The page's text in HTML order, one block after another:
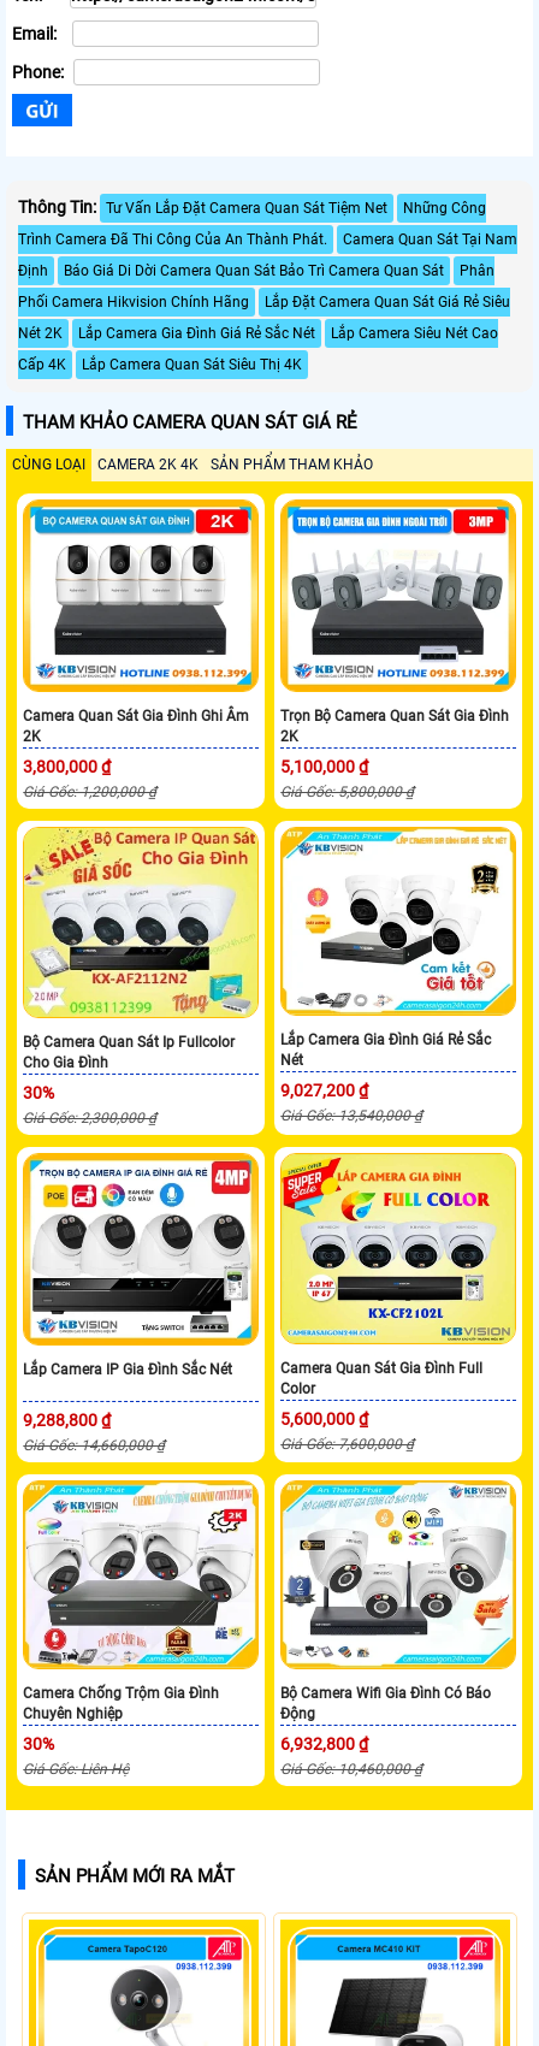
Email:
Phone:
Thông Tin: Tư Vấn Lắp Đặt Camera Quan Sát Tiệm Net
Những Công
Trình Camera Đã Thi Công Của An Thành Phát.
Camera Quan Sát Tại Nam
Định
Báo Giá Di Dời Camera Quan Sát Bảo Trì Camera Quan Sát
Phân
Phối Camera Hikvision Chính Hãng
Lắp Đặt Camera Quan Sát Giá Rẻ Siêu
Nét 2K
Lắp Camera Gia Đình Giá Rẻ Sắc Nét
Lắp Camera Siêu Nét Cao
Cấp 4K
Lắp Camera Quan Sát Siêu Thị 4K
THAM KHẢO CAMERA QUAN SÁT GIÁ RẺ
CÙNG LOẠI CAMERA 2K 4K SẢN PHẨM THAM KHẢO
Camera Quan Sát Gia Đình Ghi Âm
2K
3,800,000 ₫
Giá Gốc: 1,200,000 ₫
Trọn Bộ Camera Quan Sát Gia Đình
2K
5,100,000 ₫
Giá Gốc: 5,800,000 ₫
Bộ Camera Quan Sát Ip Fullcolor
Cho Gia Đình
30%
Giá Gốc: 2,300,000 ₫
Lắp Camera Gia Đình Giá Rẻ Sắc
Nét
9,027,200 ₫
Giá Gốc: 13,540,000 ₫
Lắp Camera IP Gia Đình Sắc Nét
9,288,800 ₫
Giá Gốc: 14,660,000 ₫
Camera Quan Sát Gia Đình Full
Color
5,600,000 ₫
Giá Gốc: 7,600,000 ₫
Camera Chống Trộm Gia Đình
Chuyên Nghiệp
30%
Giá Gốc: Liên Hệ
Bộ Camera Wifi Gia Đình Có Báo
Động
6,932,800 ₫
Giá Gốc: 10,460,000 ₫
SẢN PHẨM MỚI RA MẮT